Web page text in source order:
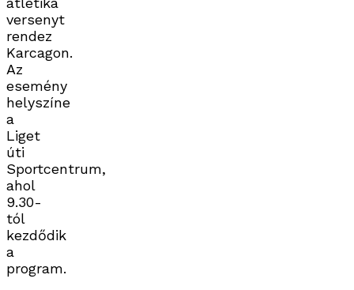
versenyt
rendez
Karcagon.
Az
esemény
helyszíne
a
Liget
úti
Sportcentrum,
ahol
9.30-
tól
kezdődik
a
program.